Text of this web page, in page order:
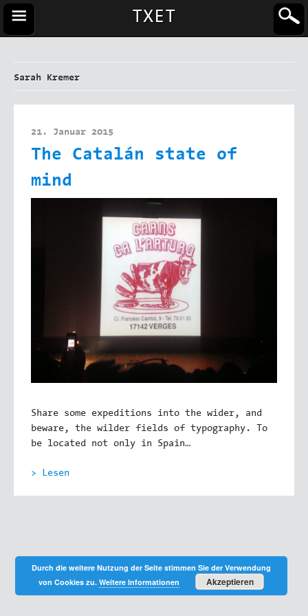
TXET
Sarah Kremer
21. Januar 2015
The Catalán state of
mind
Share some expeditions into the wider, and
beware, the wilder fields of typography. To
be located not only in Spain…
> Lesen
Durch die weitere Nutzung der Seite stimmen Sie der Verwendung
von Cookies zu.Weitere Informationen Akzeptieren